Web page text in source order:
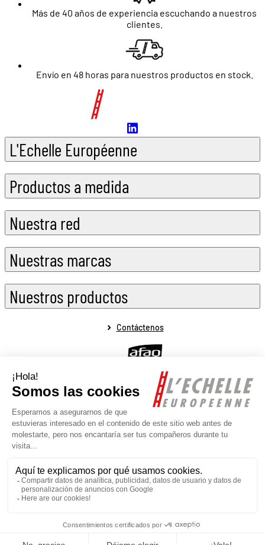
Más de 40 años de experiencia escuchando a nuestros
clientes.
Envío en 48 horas para nuestros productos en stock.
L'Echelle Européenne
Productos a medida
Nuestra red
Nuestras marcas
Nuestros productos
Contáctenos
Aviso legal Condiciones generales de venta